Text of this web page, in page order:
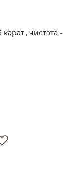
, чистота -